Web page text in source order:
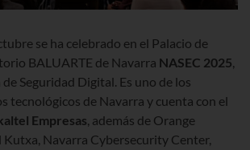
se ha celebrado en el Palacio de
BALUARTE de Navarra NASEC 2025,
Seguridad Digital. Es uno de los
tecnológicos de Navarra y cuenta con el
Empresas, además de Orange
Kutxa, Navarra Cybersecurity Center,